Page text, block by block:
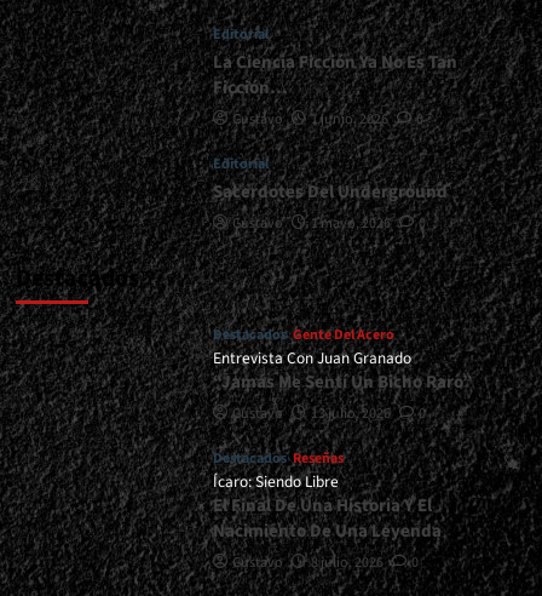
<div>Tiempo
De
Death
Metal</div>
Editorial
La Ciencia Ficción Ya No Es Tan
Ficción…
Gustavo 1 junio, 2026 0
Editorial
Sacerdotes Del Underground
Gustavo 1 mayo, 2026 0
Destacados
Destacados Gente Del Acero
Entrevista Con Juan Granado
“Jamás Me Sentí Un Bicho Raro”
Gustavo 13 julio, 2026 0
Destacados Reseñas
Ícaro: Siendo Libre
El Final De Una Historia Y El
Nacimiento De Una Leyenda
Gustavo 8 julio, 2026 0